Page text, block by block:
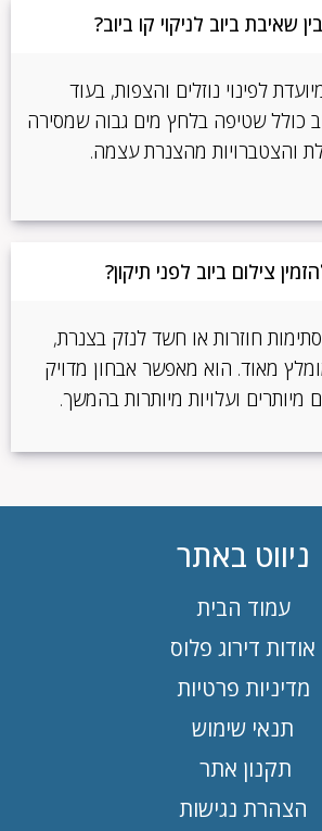
שאיבת ביוב לניקוי קו ביוב?
לפינוי נוזלים והצפות, בעוד
כולל שטיפה בלחץ מים גבוה שמסירה
והצטברויות מהצנרת עצמה.
צילום ביוב לפני תיקון?
חוזרות או חשד לנזק בצנרת,
מאוד. הוא מאפשר אבחון מדויק
מיותרים ועלויות מיותרות בהמשך.
ניווט באתר
עמוד הבית
אודות דירוג פלוס
מדיניות פרטיות
תנאי שימוש
תקנון אתר
הצהרת נגישות